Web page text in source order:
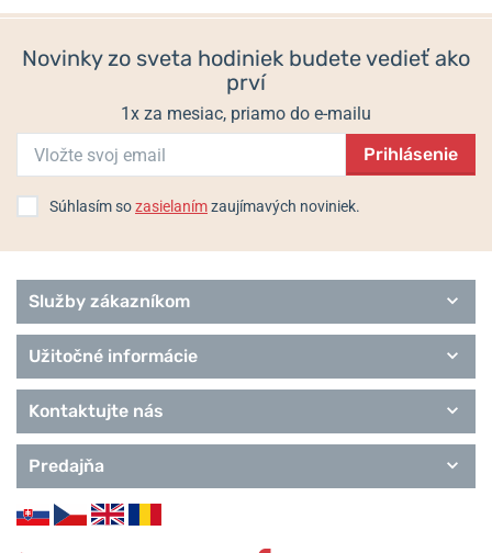
Classic
Remienky Traser
979 € 915 €
Novinky zo sveta hodiniek budete vedieť ako
prví
1x za mesiac, priamo do e-mailu
Prihlásenie
Súhlasím sozasielanímzaujímavých noviniek.
Služby zákazníkom
Užitočné informácie
Kontaktujte nás
Predajňa